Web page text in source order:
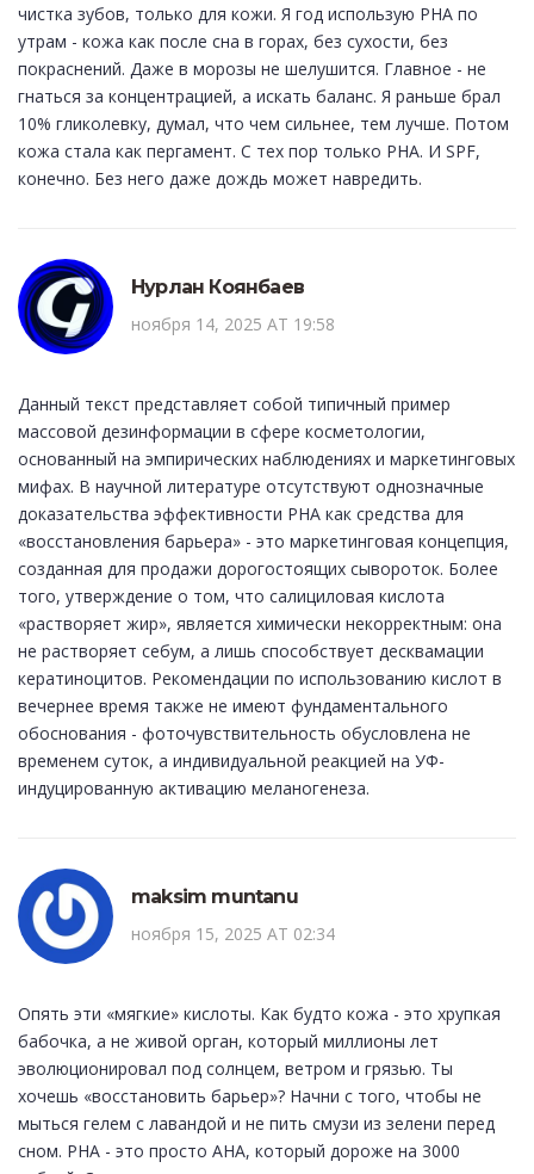
чистка зубов, только для кожи. Я год использую PHA по
утрам - кожа как после сна в горах, без сухости, без
покраснений. Даже в морозы не шелушится. Главное - не
гнаться за концентрацией, а искать баланс. Я раньше брал
10% гликолевку, думал, что чем сильнее, тем лучше. Потом
кожа стала как пергамент. С тех пор только PHA. И SPF,
конечно. Без него даже дождь может навредить.
Нурлан Коянбаев
ноября 14, 2025 AT 19:58
Данный текст представляет собой типичный пример
массовой дезинформации в сфере косметологии,
основанный на эмпирических наблюдениях и маркетинговых
мифах. В научной литературе отсутствуют однозначные
доказательства эффективности PHA как средства для
«восстановления барьера» - это маркетинговая концепция,
созданная для продажи дорогостоящих сывороток. Более
того, утверждение о том, что салициловая кислота
«растворяет жир», является химически некорректным: она
не растворяет себум, а лишь способствует десквамации
кератиноцитов. Рекомендации по использованию кислот в
вечернее время также не имеют фундаментального
обоснования - фоточувствительность обусловлена не
временем суток, а индивидуальной реакцией на УФ-
индуцированную активацию меланогенеза.
maksim muntanu
ноября 15, 2025 AT 02:34
Опять эти «мягкие» кислоты. Как будто кожа - это хрупкая
бабочка, а не живой орган, который миллионы лет
эволюционировал под солнцем, ветром и грязью. Ты
хочешь «восстановить барьер»? Начни с того, чтобы не
мыться гелем с лавандой и не пить смузи из зелени перед
сном. PHA - это просто AHA, который дороже на 3000